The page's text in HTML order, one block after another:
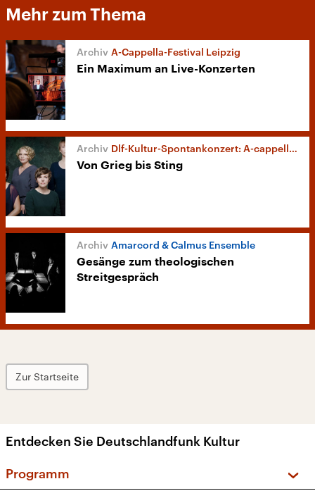
Mehr zum Thema
A-Cappella-Festival Leipzig
Ein Maximum an Live-Konzerten
Dlf-Kultur-Spontankonzert: A-cappella-Kunst mit „niniwe“
Von Grieg bis Sting
Amarcord & Calmus Ensemble
Gesänge zum theologischen
Streitgespräch
Zur Startseite
Entdecken Sie Deutschlandfunk Kultur
Programm